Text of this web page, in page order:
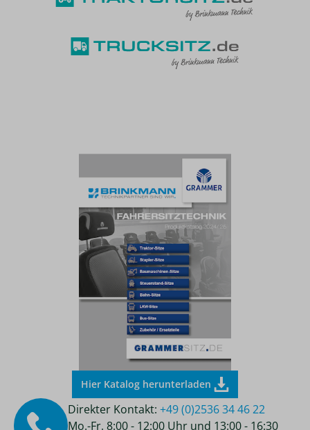
Hier Katalog herunterladen
Direkter Kontakt:+49 (0)2536 34 46 22
Mo.-Fr. 8:00 - 12:00 Uhr und 13:00 - 16:30